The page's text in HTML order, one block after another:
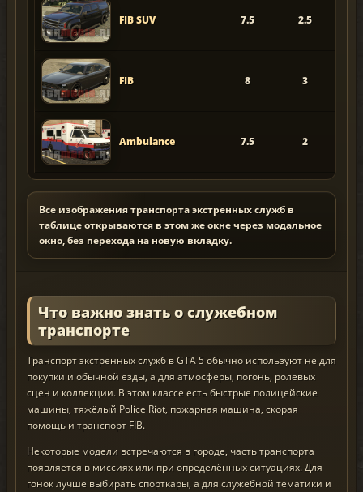
FIB SUV 7.5 2.5
FIB 8 3
Ambulance 7.5 2
Все изображения транспорта экстренных служб в
таблице открываются в этом же окне через модальное
окно, без перехода на новую вкладку.
Что важно знать о служебном
транспорте
Транспорт экстренных служб в GTA 5 обычно используют не для
покупки и обычной езды, а для атмосферы, погонь, ролевых
сцен и коллекции. В этом классе есть быстрые полицейские
машины, тяжёлый Police Riot, пожарная машина, скорая
помощь и транспорт FIB.
Некоторые модели встречаются в городе, часть транспорта
появляется в миссиях или при определённых ситуациях. Для
гонок лучше выбирать спорткары, а для служебной тематики и